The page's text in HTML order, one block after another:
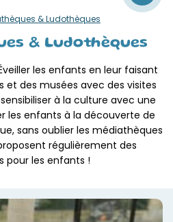
& Ludothèques
les enfants en leur faisant
et des musées avec des visites
à la culture avec une
les enfants à la découverte de
sans oublier les médiathèques
régulièrement des
pour les enfants !
& Ludothèques